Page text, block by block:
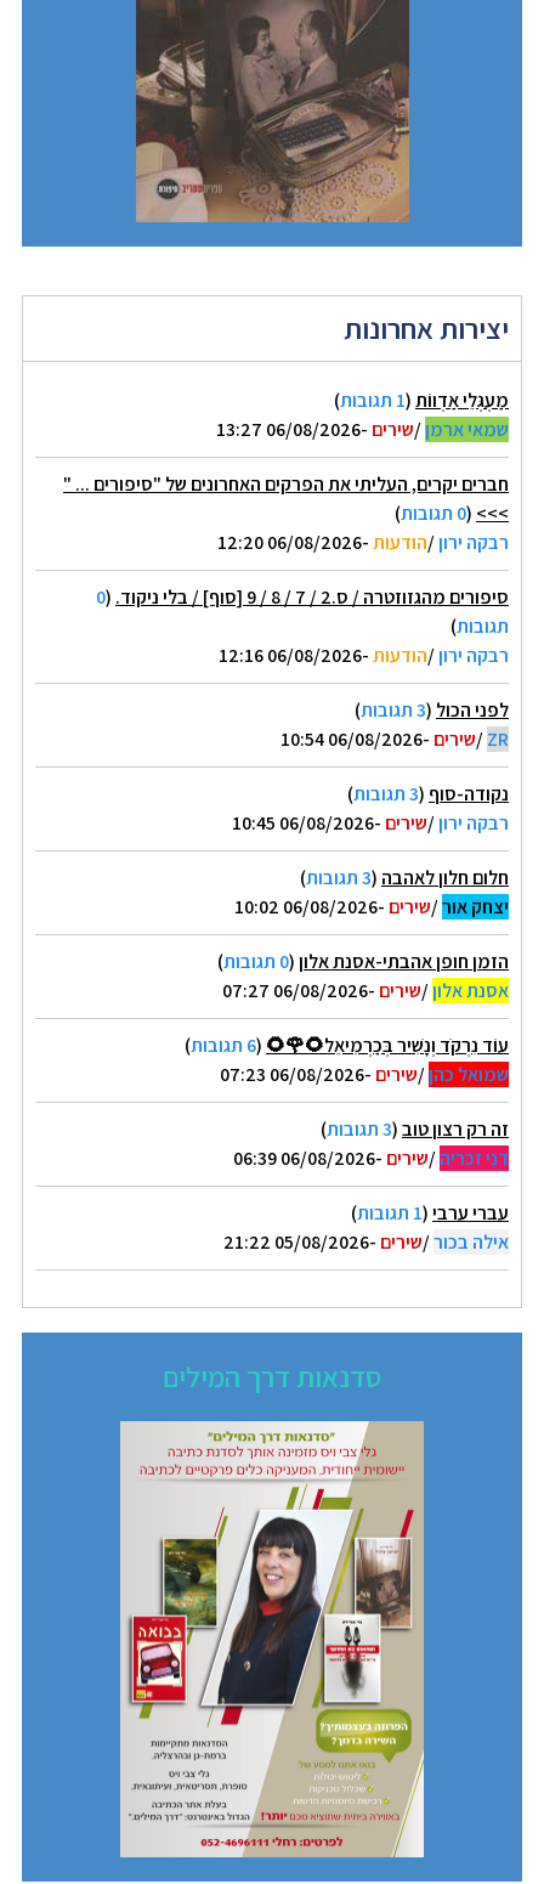
יצירות אחרונות
מַעְגְּלֵי אַדְווֹת(1 תגובות
)
שמאי ארמן/שירים -06/08/2026 13:27
חברים יקרים, העליתי את הפרקים האחרונים של "סיפורים ... "
>>>
(0 תגובות
)
רבקה ירון/הודעות-06/08/2026 12:20
סיפורים מהגזוזטרה / ס.2 / 7 / 8 / 9 [סוף] / בלי ניקוד. (
0
תגובות)
רבקה ירון/הודעות-06/08/2026 12:16
לפני הכול (3 תגובות
)
ZR
/שירים -06/08/2026 10:54
נקודה-סוף (3 תגובות
)
רבקה ירון/שירים -06/08/2026 10:45
חלום חלון לאהבה (3 תגובות
)
יצחק אור/שירים -06/08/2026 10:02
הזמן חופן אהבתי-אסנת אלון(0 תגובות
)
אסנת אלון/שירים -06/08/2026 07:27
עוֹד נִרְקֹד וְנָשִׁיר בְּכַרְמִיאֵל🌻🌹🌻 (6 תגובות
)
שמואל כהן/שירים -06/08/2026 07:23
זה רק רצון טוב(3 תגובות
)
דני זכריה/שירים -06/08/2026 06:39
עברי ערבי(1 תגובות
)
אילה בכור/שירים -05/08/2026 21:22
סדנאות דרך המילים